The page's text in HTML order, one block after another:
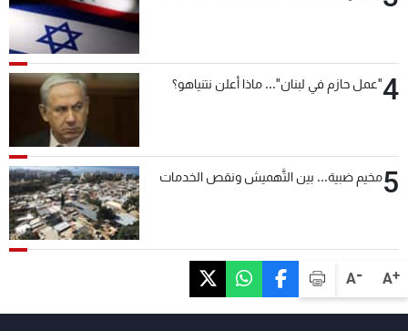
A+
A-
4"عمل حازم في لبنان"... ماذا أعلن نتنياهو؟
5مخيم ضبية... بين التَّهميش ونقص الخدمات